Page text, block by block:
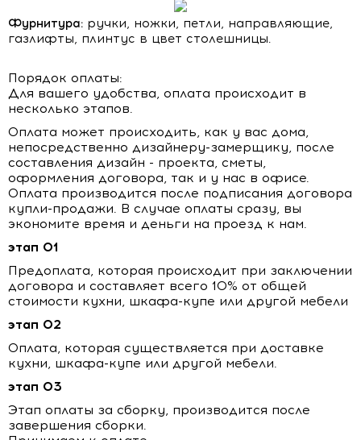
Фурнитура: ручки, ножки, петли, направляющие,
газлифты, плинтус в цвет столешницы.
Порядок оплаты:
Для вашего удобства, оплата происходит в
несколько этапов.
Оплата может происходить, как у вас дома,
непосредственно дизайнеру-замерщику, после
составления дизайн - проекта, сметы,
оформления договора, так и у нас в офисе.
Оплата производится после подписания договора
купли-продажи. В случае оплаты сразу, вы
экономите время и деньги на проезд к нам.
этап 01
Предоплата, которая происходит при заключении
договора и составляет всего 10% от общей
стоимости кухни, шкафа-купе или другой мебели
этап 02
Оплата, которая существляется при доставке
кухни, шкафа-купе или другой мебели.
этап 03
Этап оплаты за сборку, производится после
завершения сборки.